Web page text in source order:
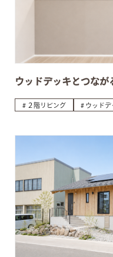
ウッドデッキとつなが
２階リビング ウッドデ